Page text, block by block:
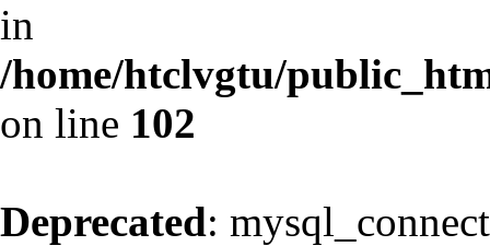
in
/home/htclvgtu/
on line 102
Deprecated: